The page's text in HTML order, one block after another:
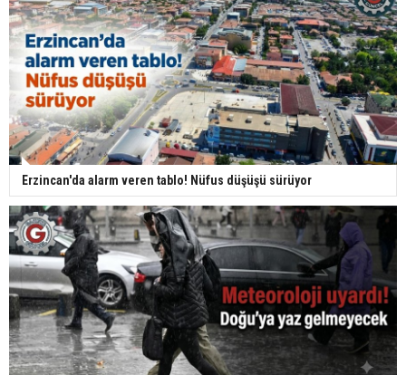
Erzincan'da alarm veren tablo! Nüfus düşüşü sürüyor